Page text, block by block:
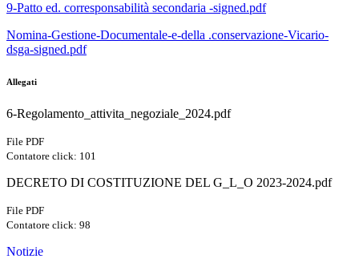
9-Patto ed. corresponsabilità secondaria -signed.pdf
Nomina-Gestione-Documentale-e-della .conservazione-Vicario-
dsga-signed.pdf
Allegati
6-Regolamento_attivita_negoziale_2024.pdf
File PDF
Contatore click: 101
DECRETO DI COSTITUZIONE DEL G_L_O 2023-2024.pdf
File PDF
Contatore click: 98
Notizie